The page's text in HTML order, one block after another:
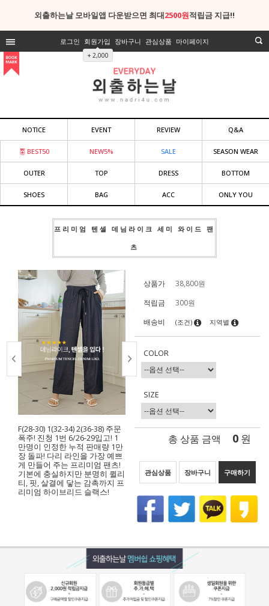
외출하는날 모바일앱 다운받으면 최대2500원적립금 지급!!
로그인 회원가입
+ 2,000
장바구니 관심상품 마이페이지
NOTICE EVENT REVIEW Q&A
BEST50 NEW5% SALE SEASON WEAR
OUTER TOP DRESS BOTTOM
SHOES BAG ACC ONLY YOU
프리미엄 텐셀 데님라이크 세미 와이드 팬
츠
F(28-30) 1(32-34) 2(36-38) 주문
폭주! 진청 1번 6/26-29입고! 1
만명이 인정한 누적 판매량 1만
장 돌파! 다리 라인을 가장 예쁘
게 만들어 주는 프리미엄 팬츠!
기본에 충실하지만 분명히 퀼리
티, 핏, 살결에 닿는 감촉까지 프
리미엄 하이브리드 슬랙스!
상품가 38,800원
적립금
300원
배송비
(조건) 지역별
COLOR
SIZE
총 상품 금액 0 원
관심상품 장바구니 구매하기